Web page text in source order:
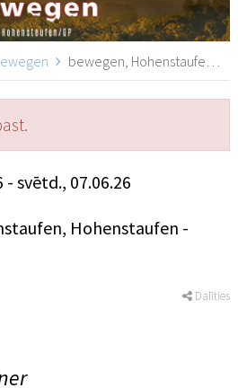
bewegen, Hohenstaufen - GP
svētd., 07.06.26
Hohenstaufen -
Dalīties